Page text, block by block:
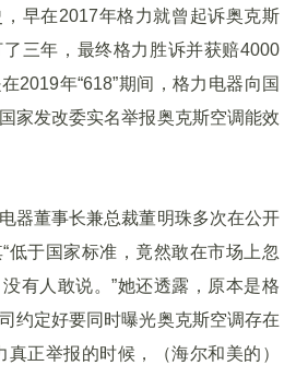
在2017年格力就曾起诉奥克斯
三年，最终格力胜诉并获赔4000
2019年“618”期间，格力电器向国
家发改委实名举报奥克斯空调能效
董事长兼总裁董明珠多次在公开
低于国家标准，竟然敢在市场上忽
有人敢说。”她还透露，原本是格
约定好要同时曝光奥克斯空调存在
真正举报的时候，（海尔和美的）